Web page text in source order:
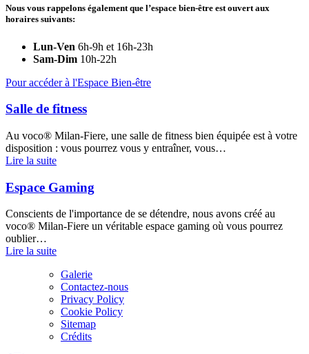
Nous vous rappelons également que l’espace bien-être est ouvert aux
horaires suivants:
Lun-Ven 6h-9h et 16h-23h
Sam-Dim 10h-22h
Pour accéder à l'Espace Bien-être
Salle de fitness
Au voco® Milan-Fiere, une salle de fitness bien équipée est à votre
disposition : vous pourrez vous y entraîner, vous…
Lire la suite
Espace Gaming
Conscients de l'importance de se détendre, nous avons créé au
voco® Milan-Fiere un véritable espace gaming où vous pourrez
oublier…
Lire la suite
Galerie
Contactez-nous
Privacy Policy
Cookie Policy
Sitemap
Crédits